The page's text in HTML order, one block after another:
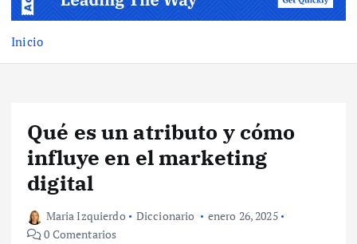
Inicio
Qué es un atributo y cómo
influye en el marketing
digital
Maria Izquierdo Diccionario
enero 26, 2025
0 Comentarios